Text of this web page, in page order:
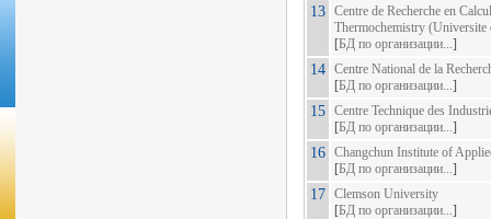
13 Centre de Recherche en
Thermochemistry (Universite
[БД по организации...]
14 Centre National de la
[БД по организации...]
15 Centre Technique des
[БД по организации...]
16 Changchun Institute of
[БД по организации...]
17 Clemson University
[БД по организации...]